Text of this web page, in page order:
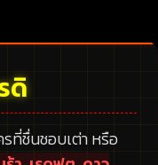
ดิ
ที่ชื่นชอบเต่า หรือ